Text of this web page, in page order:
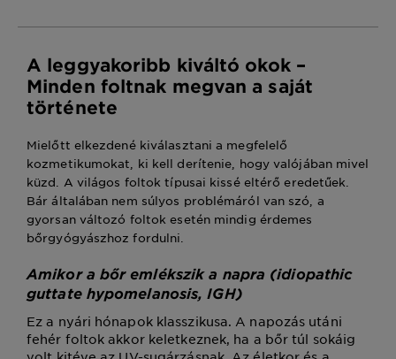
A leggyakoribb kiváltó okok –
Minden foltnak megvan a saját
története
Mielőtt elkezdené kiválasztani a megfelelő
kozmetikumokat, ki kell derítenie, hogy valójában mivel
küzd. A világos foltok típusai kissé eltérő eredetűek.
Bár általában nem súlyos problémáról van szó, a
gyorsan változó foltok esetén mindig érdemes
bőrgyógyászhoz fordulni.
Amikor a bőr emlékszik a napra (idiopathic
guttate hypomelanosis, IGH)
Ez a nyári hónapok klasszikusa. A napozás utáni
fehér foltok akkor keletkeznek, ha a bőr túl sokáig